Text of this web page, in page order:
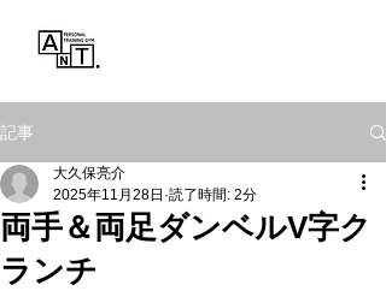
記事
両手＆両足ダンベルV字ク
ランチ
大久保亮介
2025年11月28日 読了時間: 2分